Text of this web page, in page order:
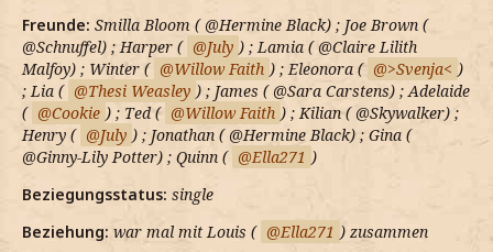
Freunde: Smilla Bloom ( @Hermine Black) ; Joe Brown (
@Schnuffel) ; Harper (
July ) ; Lamia ( @Claire Lilith
Malfoy) ; Winter (
Willow Faith ) ; Eleonora ( >Svenja< )
; Lia (
Thesi Weasley ) ; James ( @Sara Carstens) ; Adelaide
(
Cookie ) ; Ted ( Willow Faith ) ; Kilian ( @Skywalker) ;
Henry (
July ) ; Jonathan ( @Hermine Black) ; Gina (
@Ginny-Lily Potter) ; Quinn (
Ella271 )
Beziegungsstatus: single
Beziehung: war mal mit Louis ( Ella271 ) zusammen